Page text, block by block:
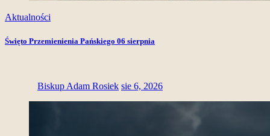
Aktualności
Święto Przemienienia Pańskiego 06 sierpnia
Biskup Adam Rosiek sie 6, 2026